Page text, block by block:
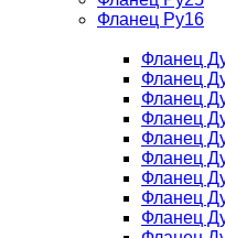
Фланец Ру16
Фланец
Фланец
Фланец
Фланец
Фланец
Фланец
Фланец
Фланец
Фланец